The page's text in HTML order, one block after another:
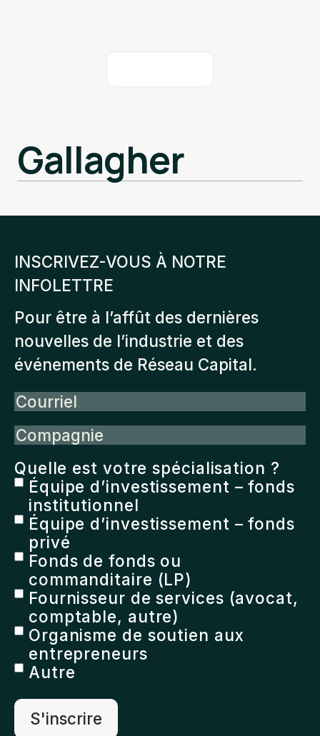
Gallagher
INSCRIVEZ-VOUS À NOTRE
INFOLETTRE
Pour être à l’affût des dernières
nouvelles de l’industrie et des
événements de Réseau Capital.
Courriel
Compagnie
Quelle est votre spécialisation ?
Équipe d’investissement – fonds
institutionnel
Équipe d’investissement – fonds
privé
Fonds de fonds ou
commanditaire (LP)
Fournisseur de services (avocat,
comptable, autre)
Organisme de soutien aux
entrepreneurs
Autre